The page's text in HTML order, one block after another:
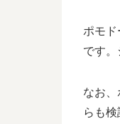
ポモ
です。
なお
らも検